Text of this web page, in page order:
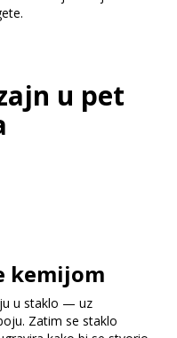
u pet
kemijom
u staklo — uz
Zatim se staklo